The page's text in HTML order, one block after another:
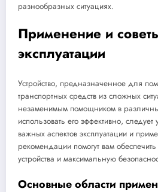
разнообразных ситуациях.
Применение и
эксплуатации
Устройство, предназначенное для
транспортных средств из сложных
незаменимым помощником в
использовать его эффективно, следует
важных аспектов эксплуатации и
рекомендации помогут вам
устройства и максимальную
Основные области